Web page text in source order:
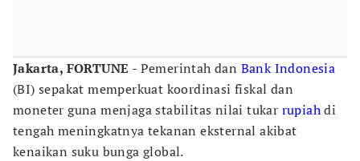
Jakarta, FORTUNE - Pemerintah dan Bank Indonesia
(BI) sepakat memperkuat koordinasi fiskal dan
moneter guna menjaga stabilitas nilai tukar rupiahdi
tengah meningkatnya tekanan eksternal akibat
kenaikan suku bunga global.